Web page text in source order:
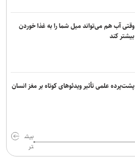
وقتی آب هم می‌تواند میل شما را به غذا خوردن
بیشتر کند
پشت‌پرده علمی تأثیر ویدئو‌های کوتاه بر مغز انسان
بیش
تر